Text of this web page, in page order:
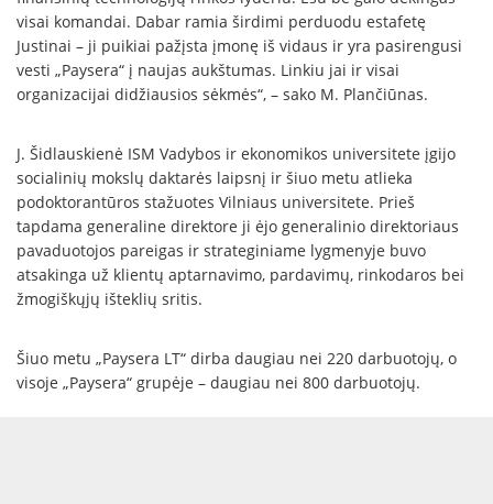
visai komandai. Dabar ramia širdimi perduodu estafetę
Justinai – ji puikiai pažįsta įmonę iš vidaus ir yra pasirengusi
vesti „Paysera“ į naujas aukštumas. Linkiu jai ir visai
organizacijai didžiausios sėkmės“, – sako M. Plančiūnas.
J. Šidlauskienė ISM Vadybos ir ekonomikos universitete įgijo
socialinių mokslų daktarės laipsnį ir šiuo metu atlieka
podoktorantūros stažuotes Vilniaus universitete. Prieš
tapdama generaline direktore ji ėjo generalinio direktoriaus
pavaduotojos pareigas ir strateginiame lygmenyje buvo
atsakinga už klientų aptarnavimo, pardavimų, rinkodaros bei
žmogiškųjų išteklių sritis.
Šiuo metu „Paysera LT“ dirba daugiau nei 220 darbuotojų, o
visoje „Paysera“ grupėje – daugiau nei 800 darbuotojų.